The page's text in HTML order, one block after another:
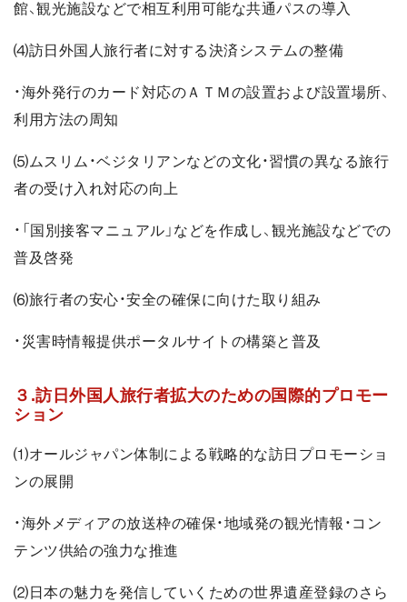
館、観光施設などで相互利用可能な共通パスの導入
⑷訪日外国人旅行者に対する決済システムの整備
・海外発行のカード対応のＡＴＭの設置および設置場所、
利用方法の周知
⑸ムスリム・ベジタリアンなどの文化・習慣の異なる旅行
者の受け入れ対応の向上
・「国別接客マニュアル」などを作成し、観光施設などでの
普及啓発
⑹旅行者の安心・安全の確保に向けた取り組み
・災害時情報提供ポータルサイトの構築と普及
３.訪日外国人旅行者拡大のための国際的プロモー
ション
⑴オールジャパン体制による戦略的な訪日プロモーショ
ンの展開
・海外メディアの放送枠の確保・地域発の観光情報・コン
テンツ供給の強力な推進
⑵日本の魅力を発信していくための世界遺産登録のさら